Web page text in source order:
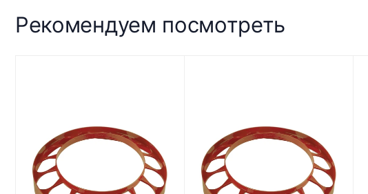
Рекомендуем посмотреть